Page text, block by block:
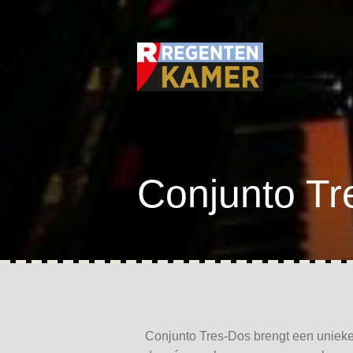
Conjunto
Conjunto Tres-Dos brengt een